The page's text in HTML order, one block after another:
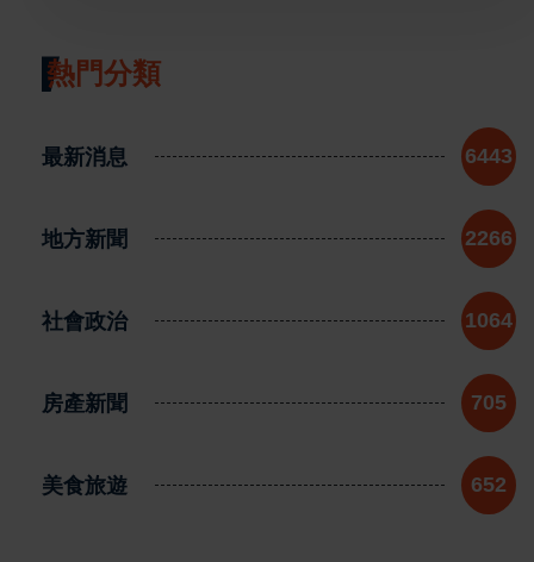
熱門分類
最新消息 6443
地方新聞 2266
社會政治 1064
房產新聞 705
美食旅遊 652